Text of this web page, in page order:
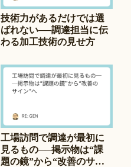
技術力があるだけでは選
ばれない──調達担当に伝
わる加工技術の見せ方
工場訪問で調達が最初に
見るもの──掲示物は“課
題の鏡”から“改善のサイ